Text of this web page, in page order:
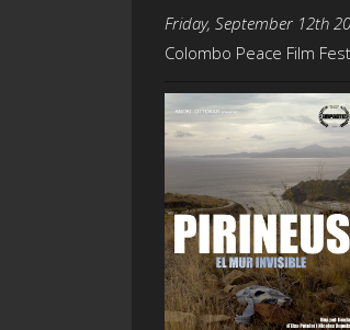
Friday, September 12th
Colombo Peace Film